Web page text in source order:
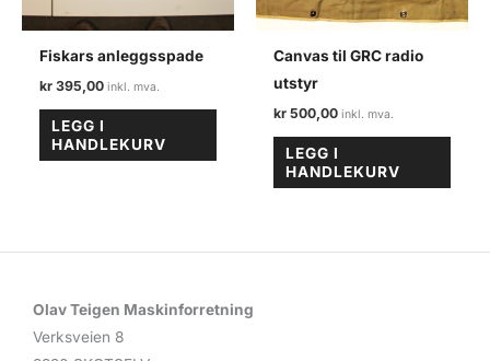
Fiskars anleggsspade
kr 395,00
LEGG I
HANDLEKURV
Canvas til GRC radio
utstyr
kr 500,00
LEGG I
HANDLEKURV
Olav Teigen Maskinforretning
Verksveien 8